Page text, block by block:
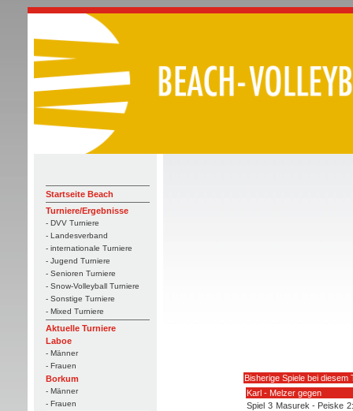
Startseite Beach
Turniere/Ergebnisse
- DVV Turniere
- Landesverband
- internationale Turniere
- Jugend Turniere
- Senioren Turniere
- Snow-Volleyball Turniere
- Sonstige Turniere
- Mixed Turniere
Aktuelle Turniere
Laboe
- Männer
- Frauen
Borkum
- Männer
- Frauen
Bisherige Spiele bei diesem
Karl - Melzer gegen
Spiel 3 Masurek - Peiske